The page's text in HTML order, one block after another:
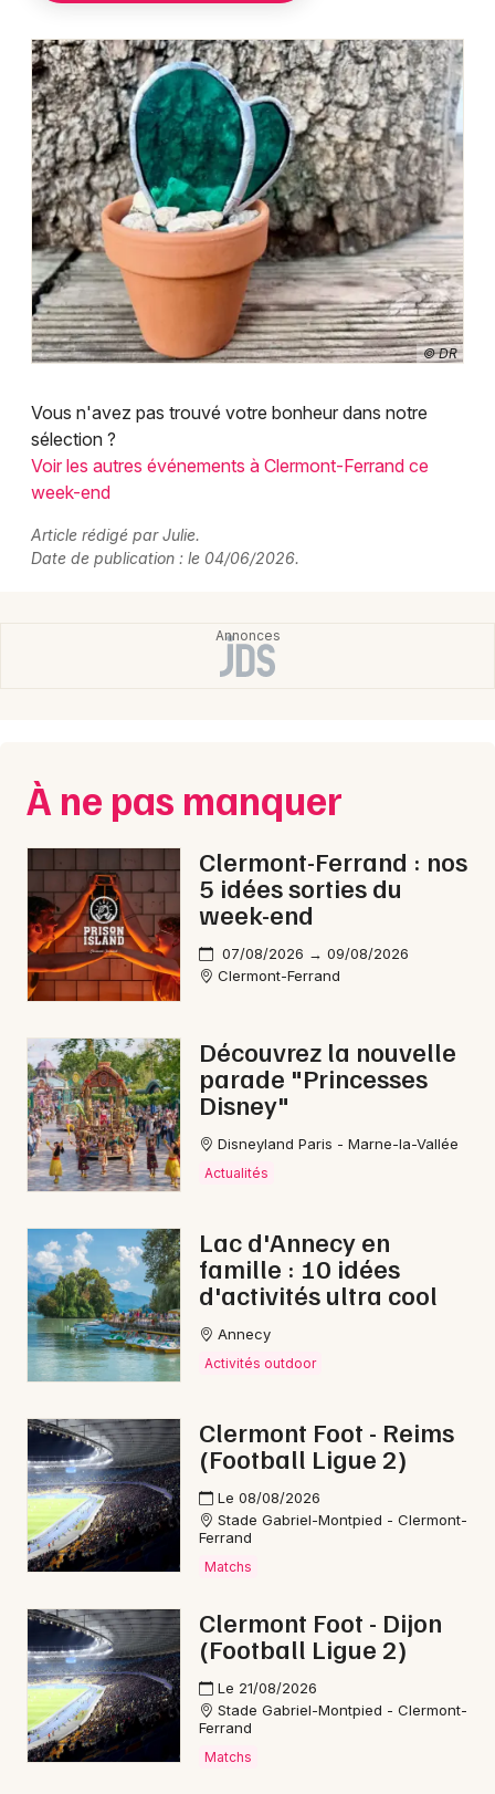
© DR
Vous n'avez pas trouvé votre bonheur dans notre
sélection ?
Voir les autres événements à Clermont-Ferrand ce
week-end
Article rédigé par Julie.
Date de publication : le 04/06/2026.
À ne pas manquer
Clermont-Ferrand : nos
5 idées sorties du
week-end
07/08/2026 → 09/08/2026
Clermont-Ferrand
Découvrez la nouvelle
parade "Princesses
Disney"
Disneyland Paris - Marne-la-Vallée
Actualités
Lac d'Annecy en
famille : 10 idées
d'activités ultra cool
Annecy
Activités outdoor
Clermont Foot - Reims
(Football Ligue 2)
Le 08/08/2026
Stade Gabriel-Montpied - Clermont-
Ferrand
Matchs
Clermont Foot - Dijon
(Football Ligue 2)
Le 21/08/2026
Stade Gabriel-Montpied - Clermont-
Ferrand
Matchs